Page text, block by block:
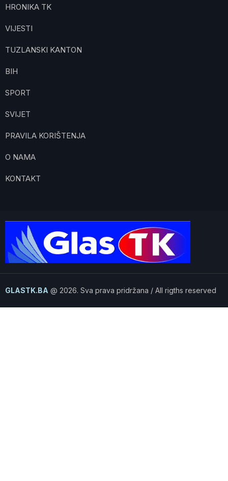
HRONIKA TK
VIJESTI
TUZLANSKI KANTON
BIH
SPORT
SVIJET
PRAVILA KORIŠTENJA
O NAMA
KONTAKT
GLASTK.BA @ 2026. Sva prava pridržana / All rigths reserved